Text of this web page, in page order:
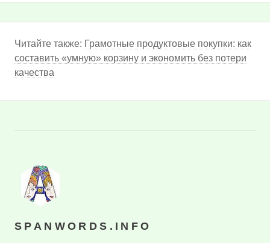
Читайте также: Грамотные продуктовые покупки: как
составить «умную» корзину и экономить без потери
качества
SPANWORDS.INFO